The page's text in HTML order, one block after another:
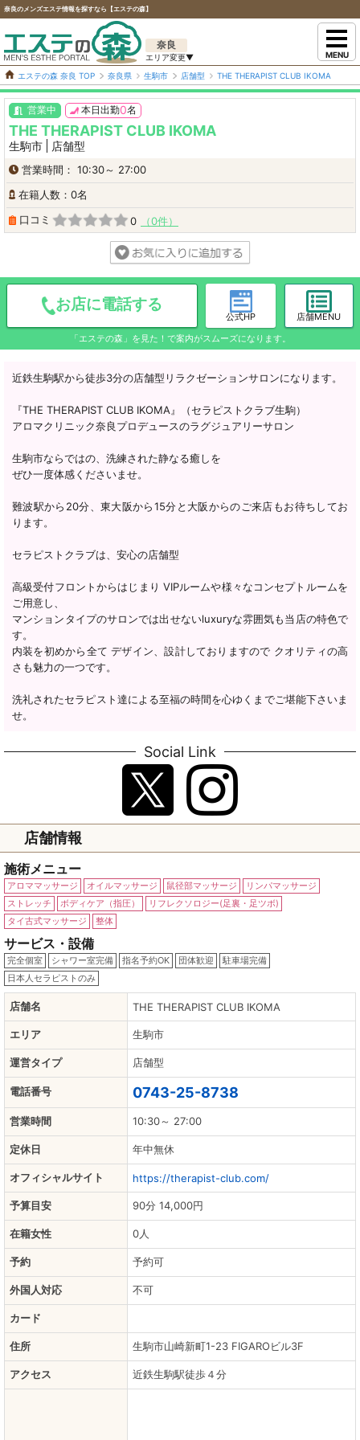
奈良のメンズエステ情報を探すなら【エステの森】
奈良
MENU
エステの森 奈良 TOP 奈良県 生駒市 店舗型 THE THERAPIST CLUB IKOMA
営業中 本日出勤0名
THE THERAPIST CLUB IKOMA
生駒市 店舗型
営業時間： 10:30～ 27:00
在籍人数：0名
口コミ
0 0件
お店に電話する
公式HP
店舗MENU
「エステの森」を見た！で案内がスムーズになります。
近鉄生駒駅から徒歩3分の店舗型リラクゼーションサロンになります。
『THE THERAPIST CLUB IKOMA』（セラピストクラブ生駒）
アロマクリニック奈良プロデュースのラグジュアリーサロン
生駒市ならではの、洗練された静なる癒しを
ぜひ一度体感くださいませ。
難波駅から20分、東大阪から15分と大阪からのご来店もお待ちしてお
ります。
セラピストクラブは、安心の店舗型
高級受付フロントからはじまり VIPルームや様々なコンセプトルームを
ご用意し、
マンションタイプのサロンでは出せないluxuryな雰囲気も当店の特色で
す。
内装を初めから全て デザイン、設計しておりますので クオリティの高
さも魅力の一つです。
洗礼されたセラピスト達による至福の時間を心ゆくまでご堪能下さいま
せ。
Social Link
店舗情報
施術メニュー
アロママッサージ オイルマッサージ 鼠径部マッサージ
リンパマッサージ
ストレッチ
ボディケア（指圧）
リフレクソロジー(足裏・足ツボ)
タイ古式マッサージ
整体
サービス・設備
完全個室 シャワー室完備 指名予約OK 団体歓迎
駐車場完備
日本人セラピストのみ
店舗名 THE THERAPIST CLUB IKOMA
エリア 生駒市
運営タイプ 店舗型
電話番号 0743-25-8738
営業時間 10:30～ 27:00
定休日 年中無休
オフィシャルサイト https://therapist-club.com/
予算目安 90分 14,000円
在籍女性 0人
予約 予約可
外国人対応 不可
カード
住所 生駒市山崎新町1-23 FIGAROビル3F
アクセス 近鉄生駒駅徒歩４分